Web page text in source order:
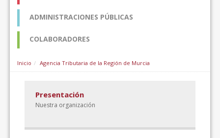
ADMINISTRACIONES PÚBLICAS
COLABORADORES
Inicio Agencia Tributaria de la Región de Murcia
Presentación
Nuestra organización